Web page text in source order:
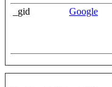
_gid Google